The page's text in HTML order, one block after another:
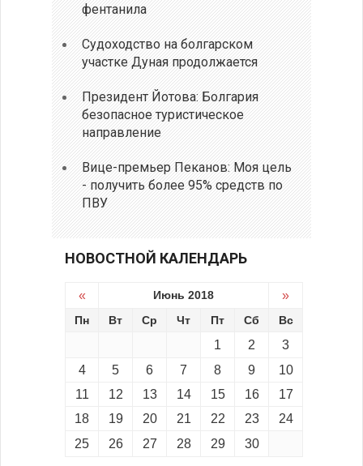
фентанила
Судоходство на болгарском
участке Дуная продолжается
Президент Йотова: Болгария
безопасное туристическое
направление
Вице-премьер Пеканов: Моя цель
- получить более 95% средств по
ПВУ
НОВОСТНОЙ КАЛЕНДАРЬ
« Июнь 2018 »
Пн Вт Ср Чт Пт Сб Вс
1 2
3
4
5 6 7 8 9
10
11
12 13 14 15 16
17
18
19 20 21 22 23
24
25
26 27 28 29 30